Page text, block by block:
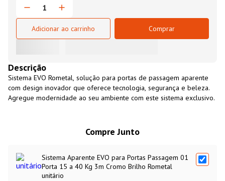
Adicionar ao carrinho Comprar
Descrição
Sistema EVO Rometal, solução para portas de passagem aparente
com design inovador que oferece tecnologia, segurança e beleza.
Agregue modernidade ao seu ambiente com este sistema exclusivo.
Compre Junto
Sistema Aparente EVO para Portas Passagem 01
Porta 15 a 40 Kg 3m Cromo Brilho Rometal
unitário